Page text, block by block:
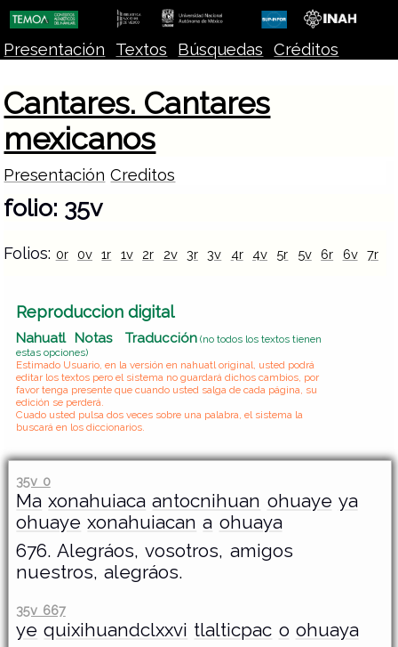
Presentación Textos Búsquedas Créditos
Cantares. Cantares
mexicanos
Presentación Creditos
folio: 35v
Folios: 0r 0v 1r 1v 2r 2v 3r 3v 4r 4v 5r 5v 6r 6v 7r
Reproduccion digital
Nahuatl Notas Traducción(no todos los textos tienen
estas opciones)
Estimado Usuario, en la versión en nahuatl original, usted podrá
editar los textos pero el sistema no guardará dichos cambios, por
favor tenga presente que cuando usted salga de cada página, su
edición se perderá.
Cuado usted pulsa dos veces sobre una palabra, el sistema la
buscará en los diccionarios.
35v 0
Ma xonahuiaca antocnihuan ohuaye ya
ohuaye xonahuiacan a ohuaya
676. Alegráos, vosotros, amigos
nuestros, alegráos.
35v 667
ye quixihuandclxxvi tlalticpac o ohuaya